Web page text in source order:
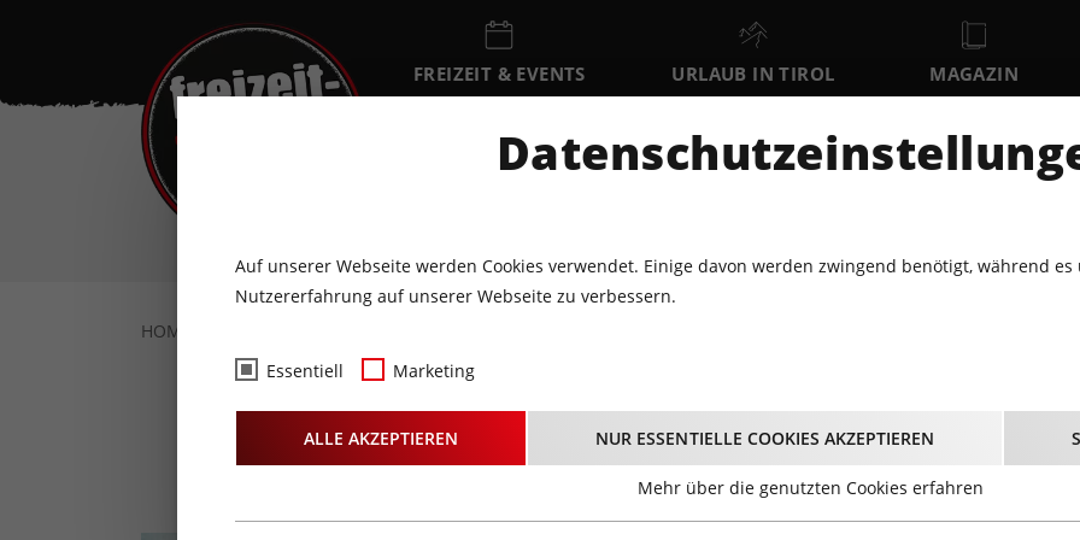
FREIZEIT & EVENTS URLAUB IN TIROL MAGAZIN
EVENTKALENDER
SO MO DI 12
HOME
Cloud 9 x LISALUKA
21.03.2026 - Beginn 13:30 Uhr
Auf unserer Webseite werden Cookies verwendet. Einige davon werden zwingend benötigt, während
Nutzererfahrung auf unserer Webseite zu verbessern.
Essentiell Marketing
ALLE AKZEPTIEREN NUR ESSENTIELLE COOKIES AKZEPTIEREN
Mehr über die genutzten Cookies erfahren